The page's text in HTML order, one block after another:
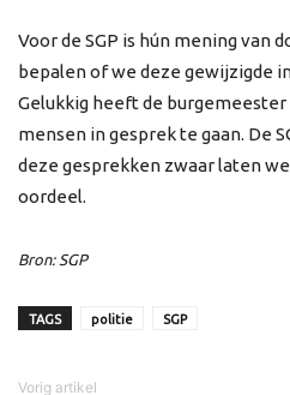
Voor de SGP is hún mening van
bepalen of we deze gewijzigde
Gelukkig heeft de
mensen in gesprek te gaan. De
deze gesprekken zwaar laten
oordeel.
Bron: SGP
TAGS politie SGP
Vorig artikel